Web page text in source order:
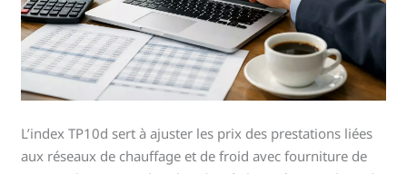
L’index TP10d sert à ajuster les prix des prestations liées
aux réseaux de chauffage et de froid avec fourniture de